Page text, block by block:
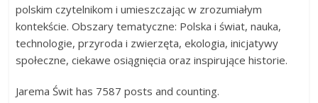
polskim czytelnikom i umieszczając w zrozumiałym
kontekście. Obszary tematyczne: Polska i świat, nauka,
technologie, przyroda i zwierzęta, ekologia, inicjatywy
społeczne, ciekawe osiągnięcia oraz inspirujące historie.
Jarema Świt has 7587 posts and counting.